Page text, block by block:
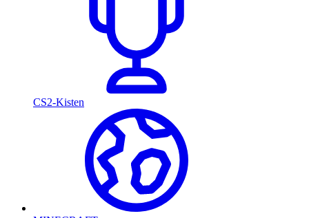
CS2-Kisten